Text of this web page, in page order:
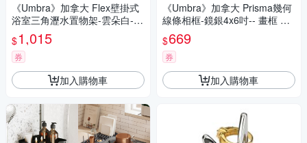
《Umbra》加拿大 Flex壁掛式
浴室三角瀝水置物架-雲朵白--
浴室收納架 瓶罐置物架
$1,015
券
加入購物車
《Umbra》加拿大 Prisma幾何
線條相框-鏡銀4x6吋-- 畫框 照
片框
$669
券
加入購物車